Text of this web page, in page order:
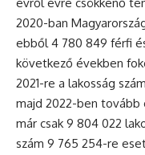
2020-ban
ebből 4 780 849 férfi
következő években
2021-re a lakosság
majd 2022-ben tovább
már csak 9 804 022
szám 9 765 254-re